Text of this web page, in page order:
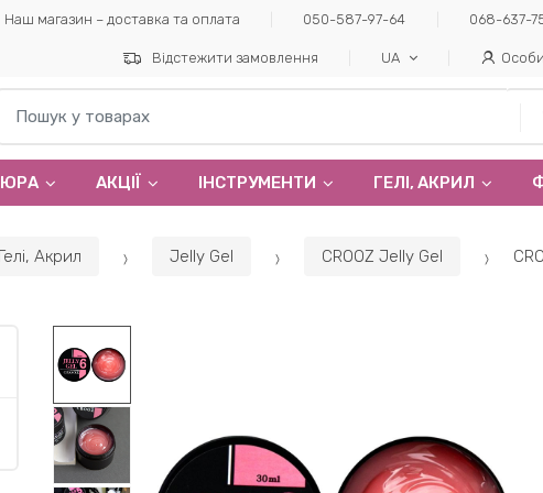
Наш магазин – доставка та оплата 050-587-97-64 068-637-
Відстежити замовлення UA
АКЦІЇ ІНСТРУМЕНТИ ГЕЛI, АКРИЛ
Гелi, Акрил Jelly Gel CROOZ Jelly Gel